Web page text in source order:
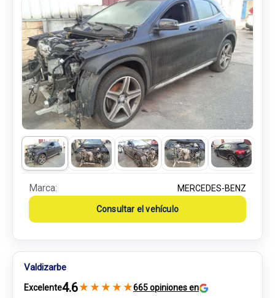
Marca: MERCEDES-BENZ
Consultar el vehículo
Valdizarbe
Excelente4.6★ ★ ★ ★ ★665 opiniones en